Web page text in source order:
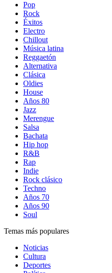
Pop
Rock
Éxitos
Electro
Chillout
Música latina
Reggaetón
Alternativa
Clásica
Oldies
House
Años 80
Jazz
Merengue
Salsa
Bachata
Hip hop
R&B
Rap
Indie
Rock clásico
Techno
Años 70
Años 90
Soul
Temas más populares
Noticias
Cultura
Deportes